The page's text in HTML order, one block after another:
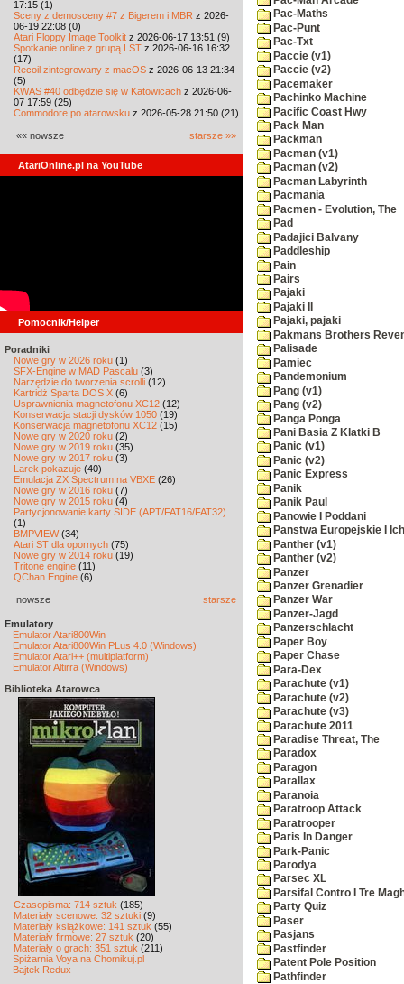
17:15 (1)
Sceny z demosceny #7 z Bigerem i MBR z 2026-
06-19 22:08 (0)
Atari Floppy Image Toolkit z 2026-06-17 13:51 (9)
Spotkanie online z grupą LST z 2026-06-16 16:32
(17)
Recoil zintegrowany z macOS z 2026-06-13 21:34
(5)
KWAS #40 odbędzie się w Katowicach z 2026-06-
07 17:59 (25)
Commodore po atarowsku z 2026-05-28 21:50 (21)
«« nowsze starsze »»
AtariOnline.pl na YouTube
Pomocnik/Helper
Poradniki
Nowe gry w 2026 roku (1)
SFX-Engine w MAD Pascalu (3)
Narzędzie do tworzenia scrolli (12)
Kartridż Sparta DOS X (6)
Usprawnienia magnetofonu XC12 (12)
Konserwacja stacji dysków 1050 (19)
Konserwacja magnetofonu XC12 (15)
Nowe gry w 2020 roku (2)
Nowe gry w 2019 roku (35)
Nowe gry w 2017 roku (3)
Larek pokazuje (40)
Emulacja ZX Spectrum na VBXE (26)
Nowe gry w 2016 roku (7)
Nowe gry w 2015 roku (4)
Partycjonowanie karty SIDE (APT/FAT16/FAT32)
(1)
BMPVIEW(34)
Atari ST dla opornych (75)
Nowe gry w 2014 roku (19)
Tritone engine (11)
QChan Engine (6)
nowsze starsze
Emulatory
Emulator Atari800Win
Emulator Atari800Win PLus 4.0 (Windows)
Emulator Atari++ (multiplatform)
Emulator Altirra (Windows)
Biblioteka Atarowca
Czasopisma: 714 sztuk (185)
Materiały scenowe: 32 sztuki (9)
Materiały książkowe: 141 sztuk (55)
Materiały firmowe: 27 sztuk (20)
Materiały o grach: 351 sztuk (211)
Spiżarnia Voya na Chomikuj.pl
Bajtek Redux
Pac-Maths
Pac-Punt
Pac-Txt
Paccie (v1)
Paccie (v2)
Pacemaker
Pachinko Machine
Pacific Coast Hwy
Pack Man
Packman
Pacman (v1)
Pacman (v2)
Pacman Labyrinth
Pacmania
Pacmen - Evolution, The
Pad
Padajici Balvany
Paddleship
Pain
Pairs
Pajaki
Pajaki II
Pajaki, pajaki
Pakmans Brothers
Palisade
Pamiec
Pandemonium
Pang (v1)
Pang (v2)
Panga Ponga
Pani Basia Z Klatki B
Panic (v1)
Panic (v2)
Panic Express
Panik
Panik Paul
Panowie I Poddani
Panstwa Europejskie I
Panther (v1)
Panther (v2)
Panzer
Panzer Grenadier
Panzer War
Panzer-Jagd
Panzerschlacht
Paper Boy
Paper Chase
Para-Dex
Parachute (v1)
Parachute (v2)
Parachute (v3)
Parachute 2011
Paradise Threat, The
Paradox
Paragon
Parallax
Paranoia
Paratroop Attack
Paratrooper
Paris In Danger
Park-Panic
Parodya
Parsec XL
Parsifal Contro I Tre
Party Quiz
Paser
Pasjans
Pastfinder
Patent Pole Position
Pathfinder